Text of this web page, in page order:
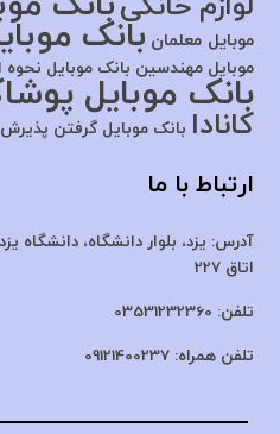
موبایل معلمان بانک
موبایل مهندسین بانک موبایل نحوه
بانک موبایل
کانادا بانک موبایل گرفتن پذیرش
ارتباط با ما
آدرس: یزد، بلوار دانشگاه، دانشگاه
اتاق 227
تلفن: 03531232360
تلفن همراه: 09121400237